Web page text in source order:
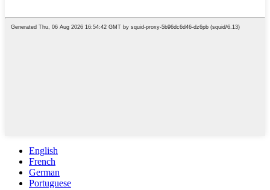
English
French
German
Portuguese